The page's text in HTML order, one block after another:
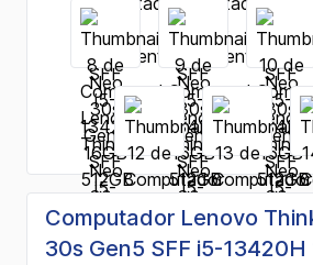
Computador Lenovo
30s Gen5 SFF i5-13420H